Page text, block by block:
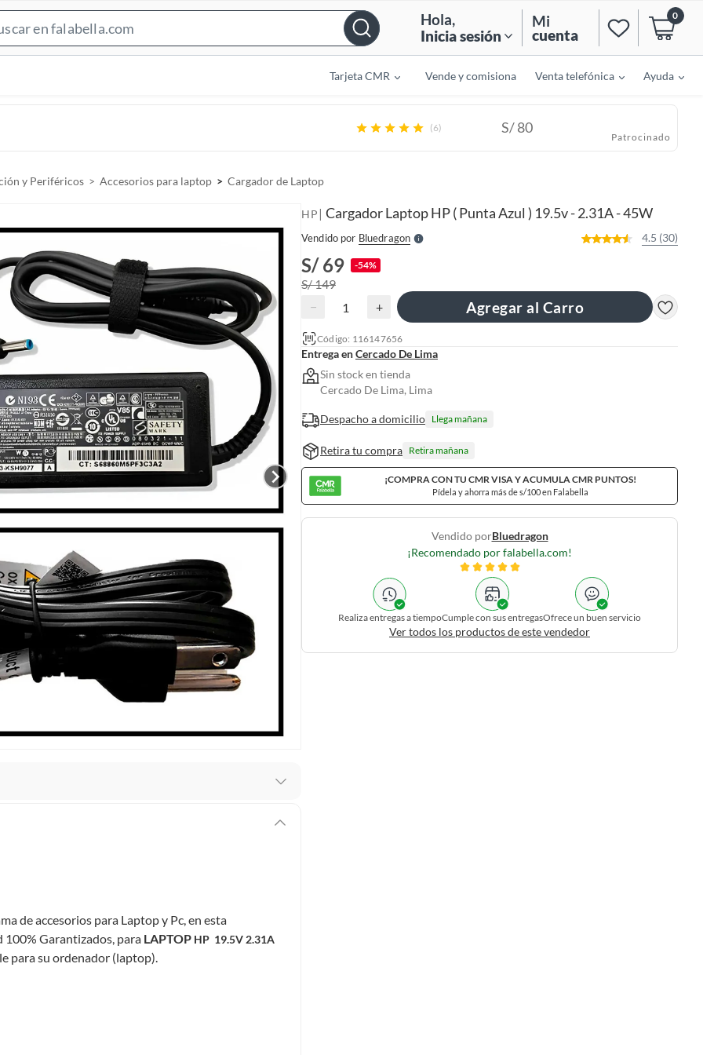
e
r
Hola,
Inicia sesión
Mi
cuenta
0
Tarjeta CMR Vende y comisiona Venta telefónica Ayuda
(6) S/80
Patrocinado
y Periféricos Accesorios para laptop Cargador de Laptop
tienen:
línea blanca, colchones, muebles, bicicletas y
de accesorios para Laptop y Pc, en esta
Garantizados, para LAPTOP HP 19.5V 2.31A
para su ordenador (laptop).
HP | Cargador Laptop HP ( Punta Azul ) 19.5v - 2.31A - 45W
Vendido por BluedragonS
l
l
4.5 (30)
S/ 69 -54%
S/ 149
−
+ Agregar al Carro
Código: 116147656
Entrega enCercado De Lima
Sin stock en tienda
Cercado De Lima, Lima
Despacho a domicilio Llega mañana
Retira tu compra Retira mañana
¡COMPRA CON TU CMR VISA Y ACUMULA CMR PUNTOS!
Pídela y ahorra más de s/100 en Falabella
Vendido porBluedragon
¡Recomendado por falabella.com!
Realiza entregas a tiempoCumple con sus entregasOfrece un buen servicio
Ver todos los productos de este vendedor